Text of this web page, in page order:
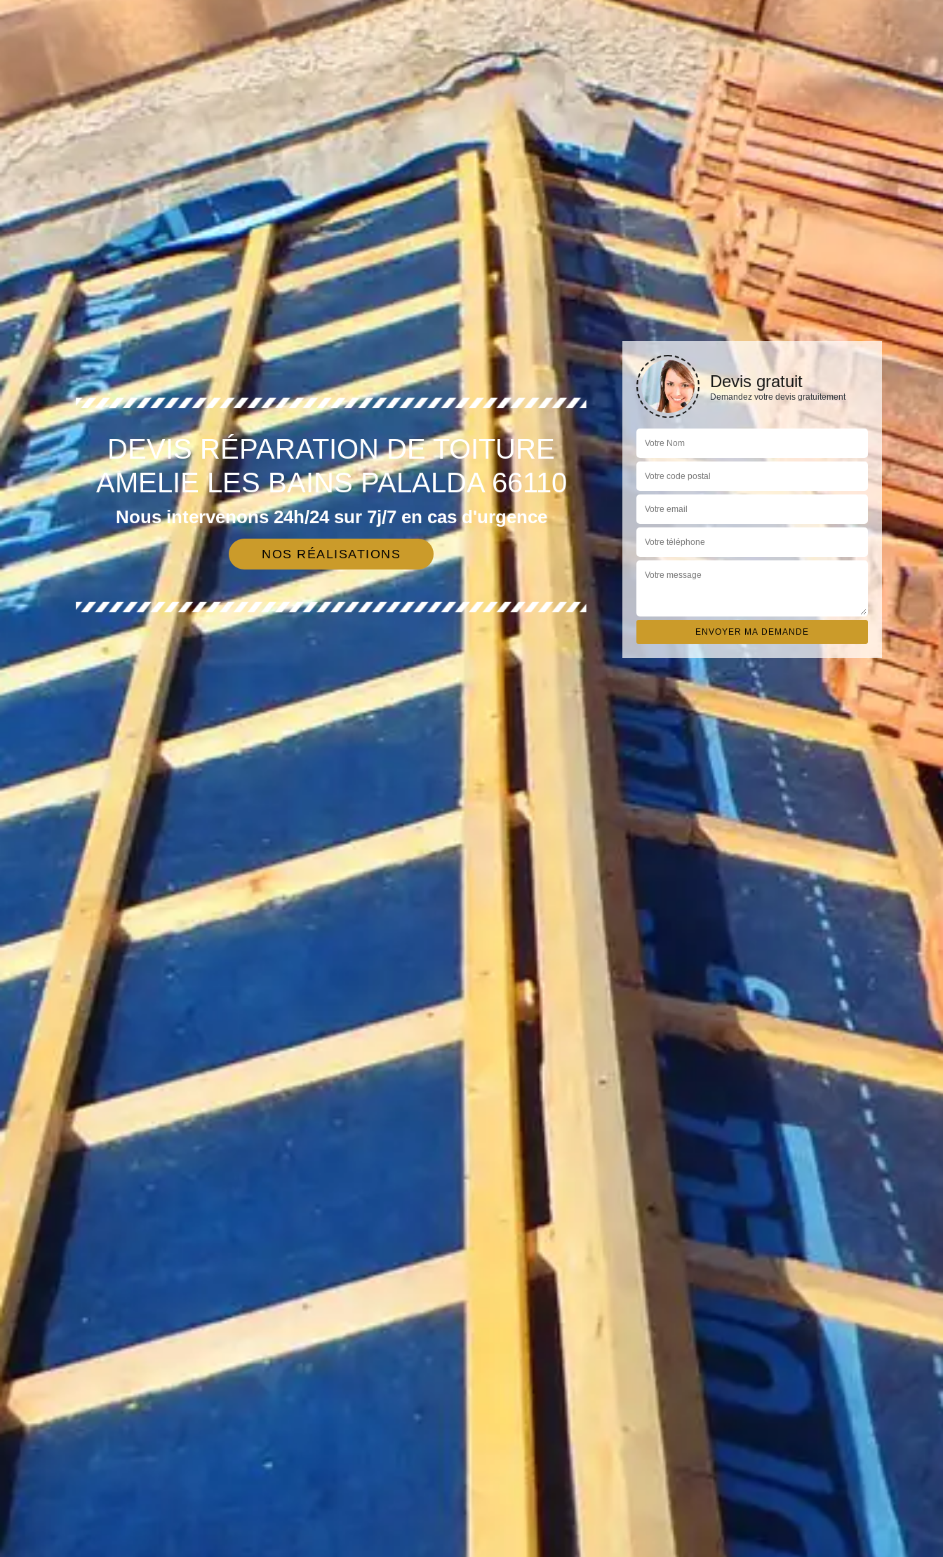
DEVIS RÉPARATION DE TOITURE
AMELIE LES BAINS PALALDA 66110
Nous intervenons 24h/24 sur 7j/7 en cas d'urgence
NOS RÉALISATIONS
Devis gratuit
Demandez votre devis gratuitement